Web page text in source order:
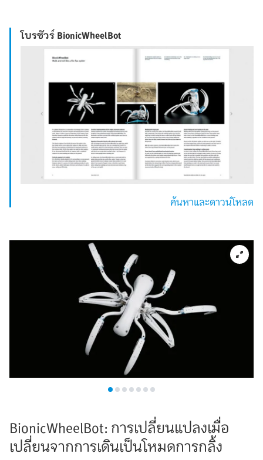
โบรชัวร์ BionicWheelBot
ค้นหาและดาวน์โหลด
BionicWheelBot: การเปลี่ยนแปลงเมื่อ
เปลี่ยนจากการเดินเป็นโหมดการกลิ้ง